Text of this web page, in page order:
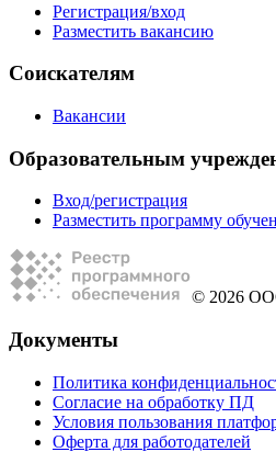
Регистрация/вход
Разместить вакансию
Соискателям
Вакансии
Образовательным
Вход/регистрация
Разместить программу
© 2026
Документы
Политика
Согласие на обработку ПД
Условия пользования
Оферта для работодателей